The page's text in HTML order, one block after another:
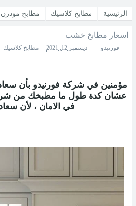
الرئيسية مطابخ كلاسيك مطابخ مودرن
اسعار مطابخ خشب
فورنيدو ديسمبر 12, 2021 مطابخ كلاسيك
مؤمنين في شركة فورنيدو بأن
عشان كدة طول ما مطبخك من